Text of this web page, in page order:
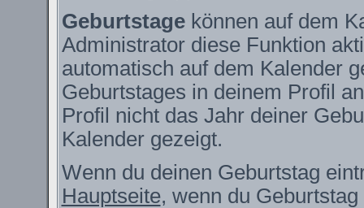
Geburtstagekönnen auf dem
Administrator diese Funktion
automatisch auf dem Kalender
Geburtstages in deinem Profil
Profil nicht das Jahr deiner
Kalender gezeigt.
Wenn du deinen Geburtstag
Hauptseite, wenn du Geburtstag